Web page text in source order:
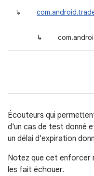
↳
↳
Écouteurs qui
d'un cas de test donné
un délai d'expiration
Notez que cet enforcer
les fait échouer.